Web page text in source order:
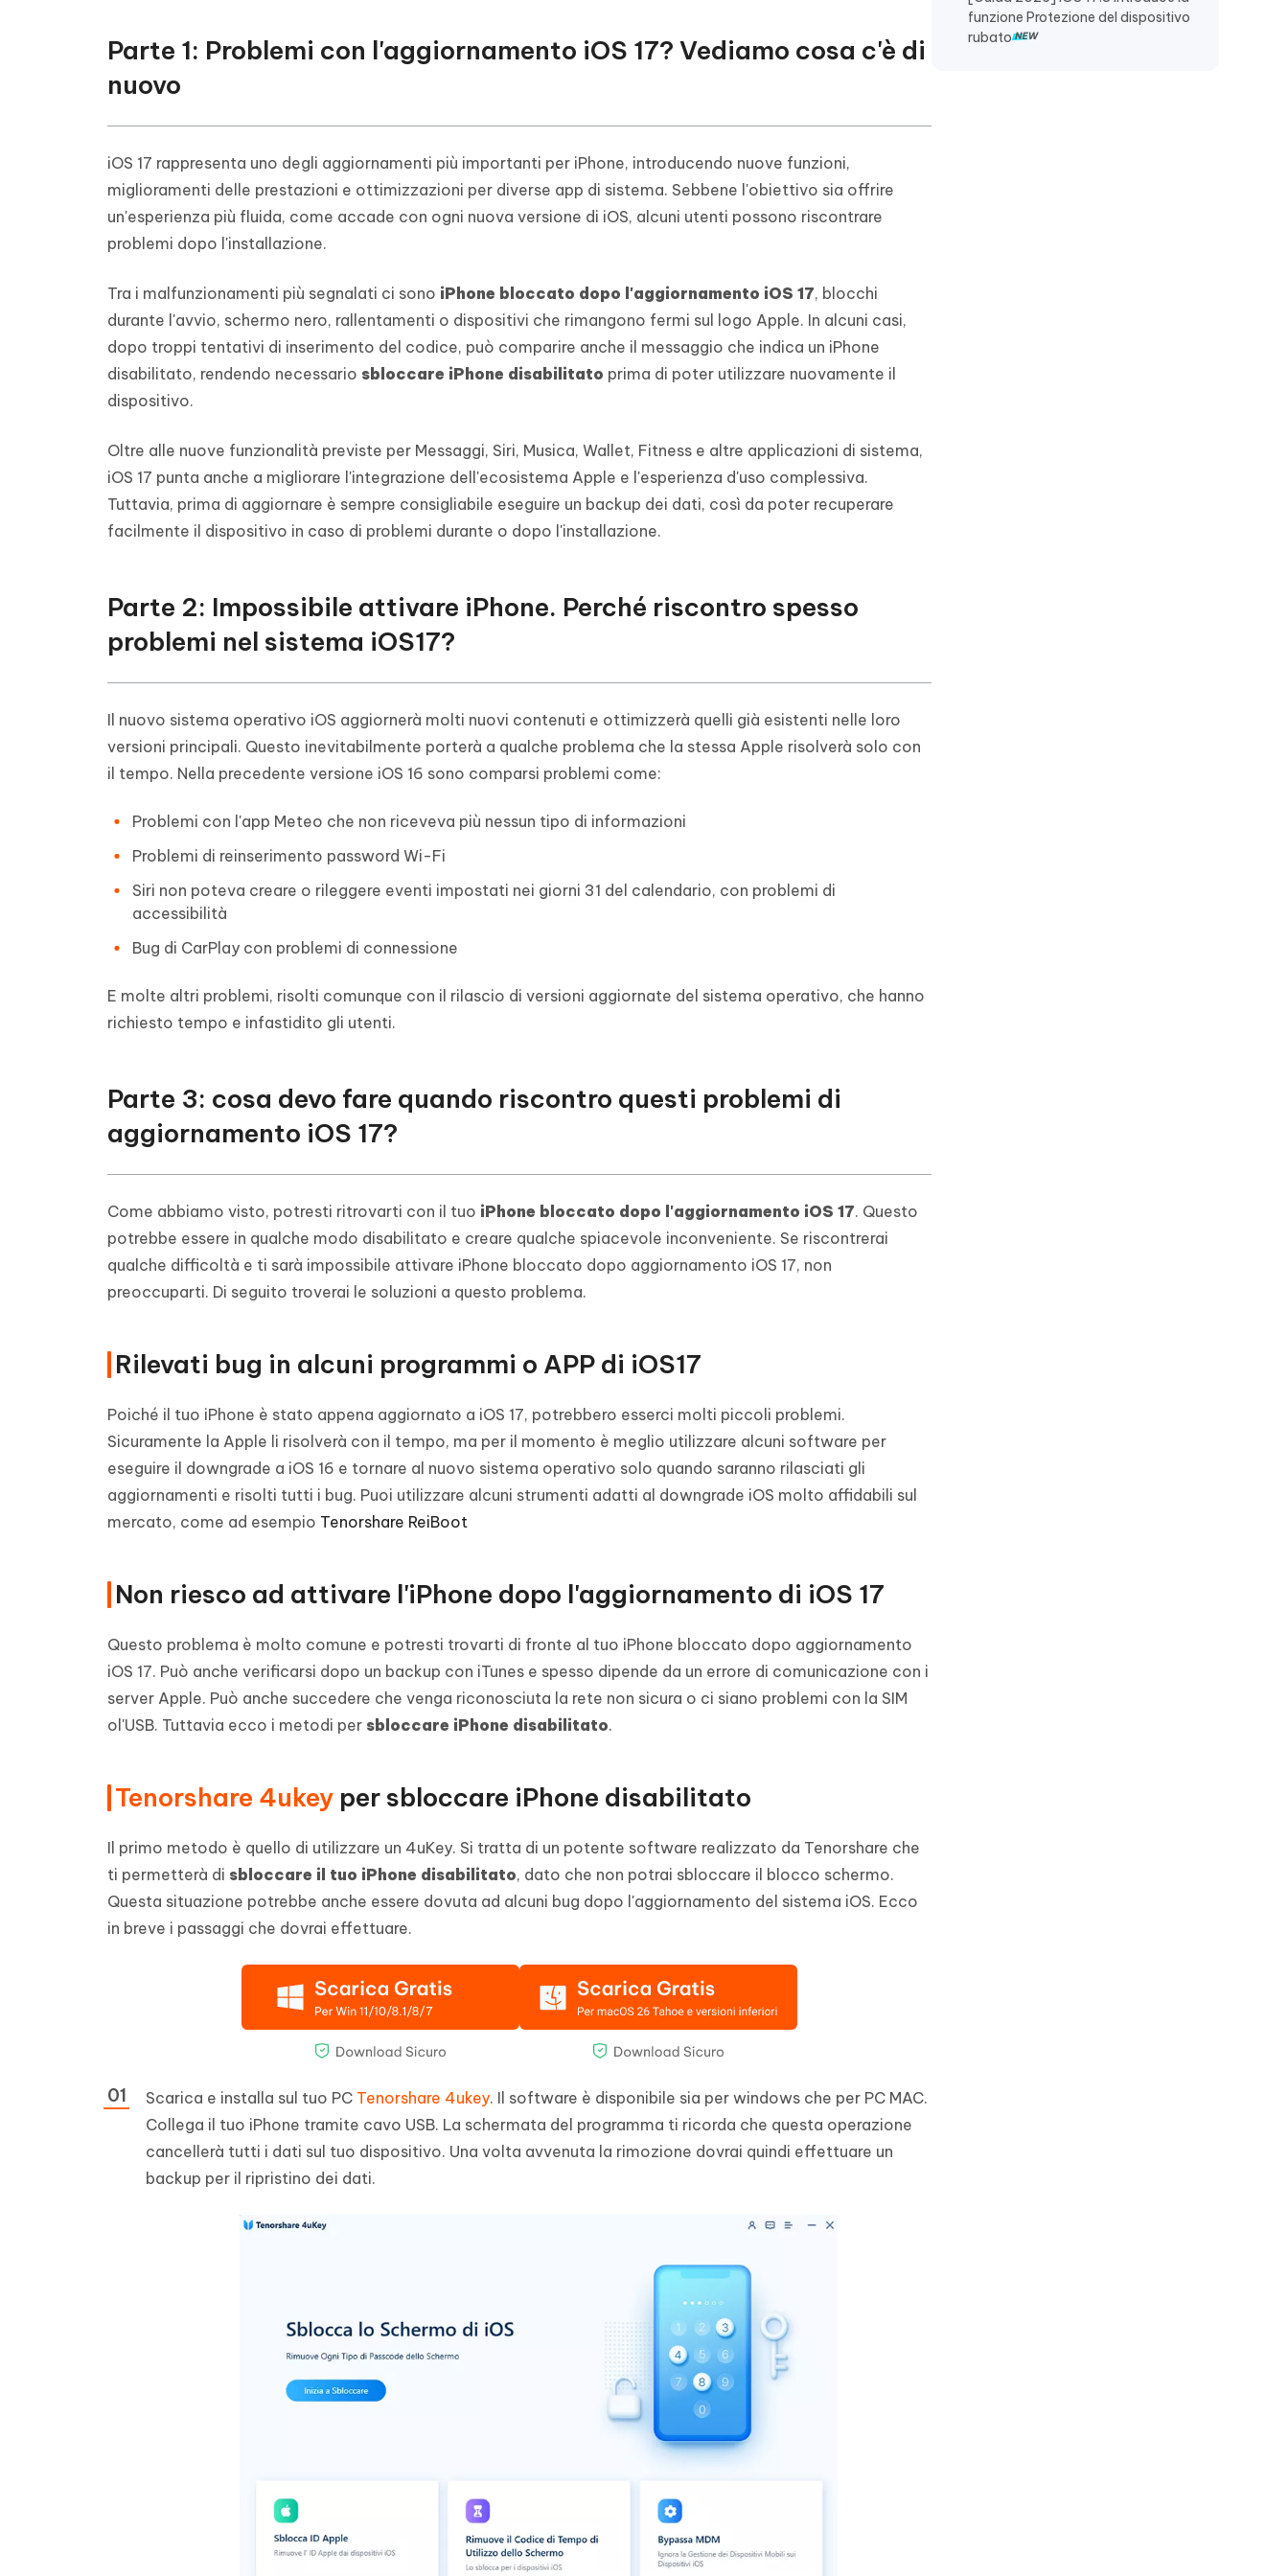
funzione Protezione del dispositivo
rubato
Parte 1: Problemi con l'aggiornamento iOS 17? Vediamo cosa c'è di
nuovo
iOS 17 rappresenta uno degli aggiornamenti più importanti per iPhone, introducendo nuove funzioni,
miglioramenti delle prestazioni e ottimizzazioni per diverse app di sistema. Sebbene l'obiettivo sia offrire
un'esperienza più fluida, come accade con ogni nuova versione di iOS, alcuni utenti possono riscontrare
problemi dopo l'installazione.
Tra i malfunzionamenti più segnalati ci sono iPhone bloccato dopo l'aggiornamento iOS 17, blocchi
durante l'avvio, schermo nero, rallentamenti o dispositivi che rimangono fermi sul logo Apple. In alcuni casi,
dopo troppi tentativi di inserimento del codice, può comparire anche il messaggio che indica un iPhone
disabilitato, rendendo necessario sbloccare iPhone disabilitato prima di poter utilizzare nuovamente il
dispositivo.
Oltre alle nuove funzionalità previste per Messaggi, Siri, Musica, Wallet, Fitness e altre applicazioni di sistema,
iOS 17 punta anche a migliorare l'integrazione dell'ecosistema Apple e l'esperienza d'uso complessiva.
Tuttavia, prima di aggiornare è sempre consigliabile eseguire un backup dei dati, così da poter recuperare
facilmente il dispositivo in caso di problemi durante o dopo l'installazione.
Parte 2: Impossibile attivare iPhone. Perché riscontro spesso
problemi nel sistema iOS17?
Il nuovo sistema operativo iOS aggiornerà molti nuovi contenuti e ottimizzerà quelli già esistenti nelle loro
versioni principali. Questo inevitabilmente porterà a qualche problema che la stessa Apple risolverà solo con
il tempo. Nella precedente versione iOS 16 sono comparsi problemi come:
Problemi con l'app Meteo che non riceveva più nessun tipo di informazioni
Problemi di reinserimento password Wi-Fi
Siri non poteva creare o rileggere eventi impostati nei giorni 31 del calendario, con problemi di
accessibilità
Bug di CarPlay con problemi di connessione
E molte altri problemi, risolti comunque con il rilascio di versioni aggiornate del sistema operativo, che hanno
richiesto tempo e infastidito gli utenti.
Parte 3: cosa devo fare quando riscontro questi problemi di
aggiornamento iOS 17?
Come abbiamo visto, potresti ritrovarti con il tuo iPhone bloccato dopo l'aggiornamento iOS 17. Questo
potrebbe essere in qualche modo disabilitato e creare qualche spiacevole inconveniente. Se riscontrerai
qualche difficoltà e ti sarà impossibile attivare iPhone bloccato dopo aggiornamento iOS 17, non
preoccuparti. Di seguito troverai le soluzioni a questo problema.
Rilevati bug in alcuni programmi o APP di iOS17
Poiché il tuo iPhone è stato appena aggiornato a iOS 17, potrebbero esserci molti piccoli problemi.
Sicuramente la Apple li risolverà con il tempo, ma per il momento è meglio utilizzare alcuni software per
eseguire il downgrade a iOS 16 e tornare al nuovo sistema operativo solo quando saranno rilasciati gli
aggiornamenti e risolti tutti i bug. Puoi utilizzare alcuni strumenti adatti al downgrade iOS molto affidabili sul
mercato, come ad esempio Tenorshare ReiBoot
Non riesco ad attivare l'iPhone dopo l'aggiornamento di iOS 17
Questo problema è molto comune e potresti trovarti di fronte al tuo iPhone bloccato dopo aggiornamento
iOS 17. Può anche verificarsi dopo un backup con iTunes e spesso dipende da un errore di comunicazione con i
server Apple. Può anche succedere che venga riconosciuta la rete non sicura o ci siano problemi con la SIM
ol'USB. Tuttavia ecco i metodi per sbloccare iPhone disabilitato.
Tenorshare 4ukey per sbloccare iPhone disabilitato
Il primo metodo è quello di utilizzare un 4uKey. Si tratta di un potente software realizzato da Tenorshare che
ti permetterà di sbloccare il tuo iPhone disabilitato, dato che non potrai sbloccare il blocco schermo.
Questa situazione potrebbe anche essere dovuta ad alcuni bug dopo l'aggiornamento del sistema iOS. Ecco
in breve i passaggi che dovrai effettuare.
Scarica e installa sul tuo PC Tenorshare 4ukey. Il software è disponibile sia per windows che per PC MAC.
Collega il tuo iPhone tramite cavo USB. La schermata del programma ti ricorda che questa operazione
cancellerà tutti i dati sul tuo dispositivo. Una volta avvenuta la rimozione dovrai quindi effettuare un
backup per il ripristino dei dati.